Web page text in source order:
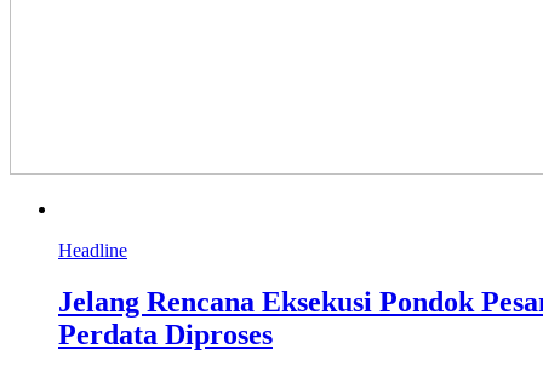
Headline
Jelang Rencana Eksekusi Pondok
Perdata Diproses